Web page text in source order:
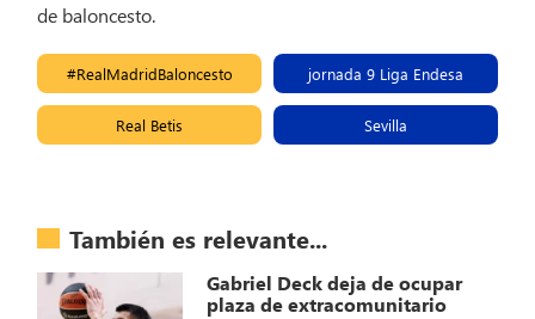
de baloncesto.
#RealMadridBaloncesto jornada 9 Liga Endesa
Real Betis Sevilla
También es relevante...
Gabriel Deck deja de ocupar
plaza de extracomunitario